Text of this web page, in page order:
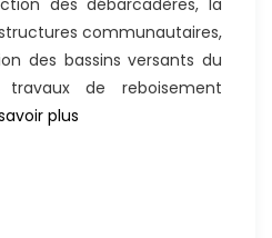
des débarcadères, la
communautaires,
des bassins versants du
de reboisement
plus